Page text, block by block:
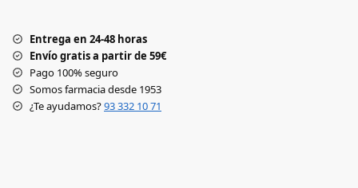
Entrega en 24-48 horas
Envío gratis a partir de 59€
Pago 100% seguro
Somos farmacia desde 1953
¿Te ayudamos?93 332 10 71